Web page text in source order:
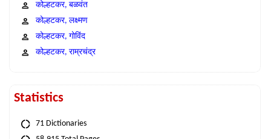
कोल्हटकर, बळवंत
कोल्हटकर, लक्ष्मण
कोल्हटकर, गोविंद
कोल्हटकर, राम्रचंद्र
Statistics
71 Dictionaries